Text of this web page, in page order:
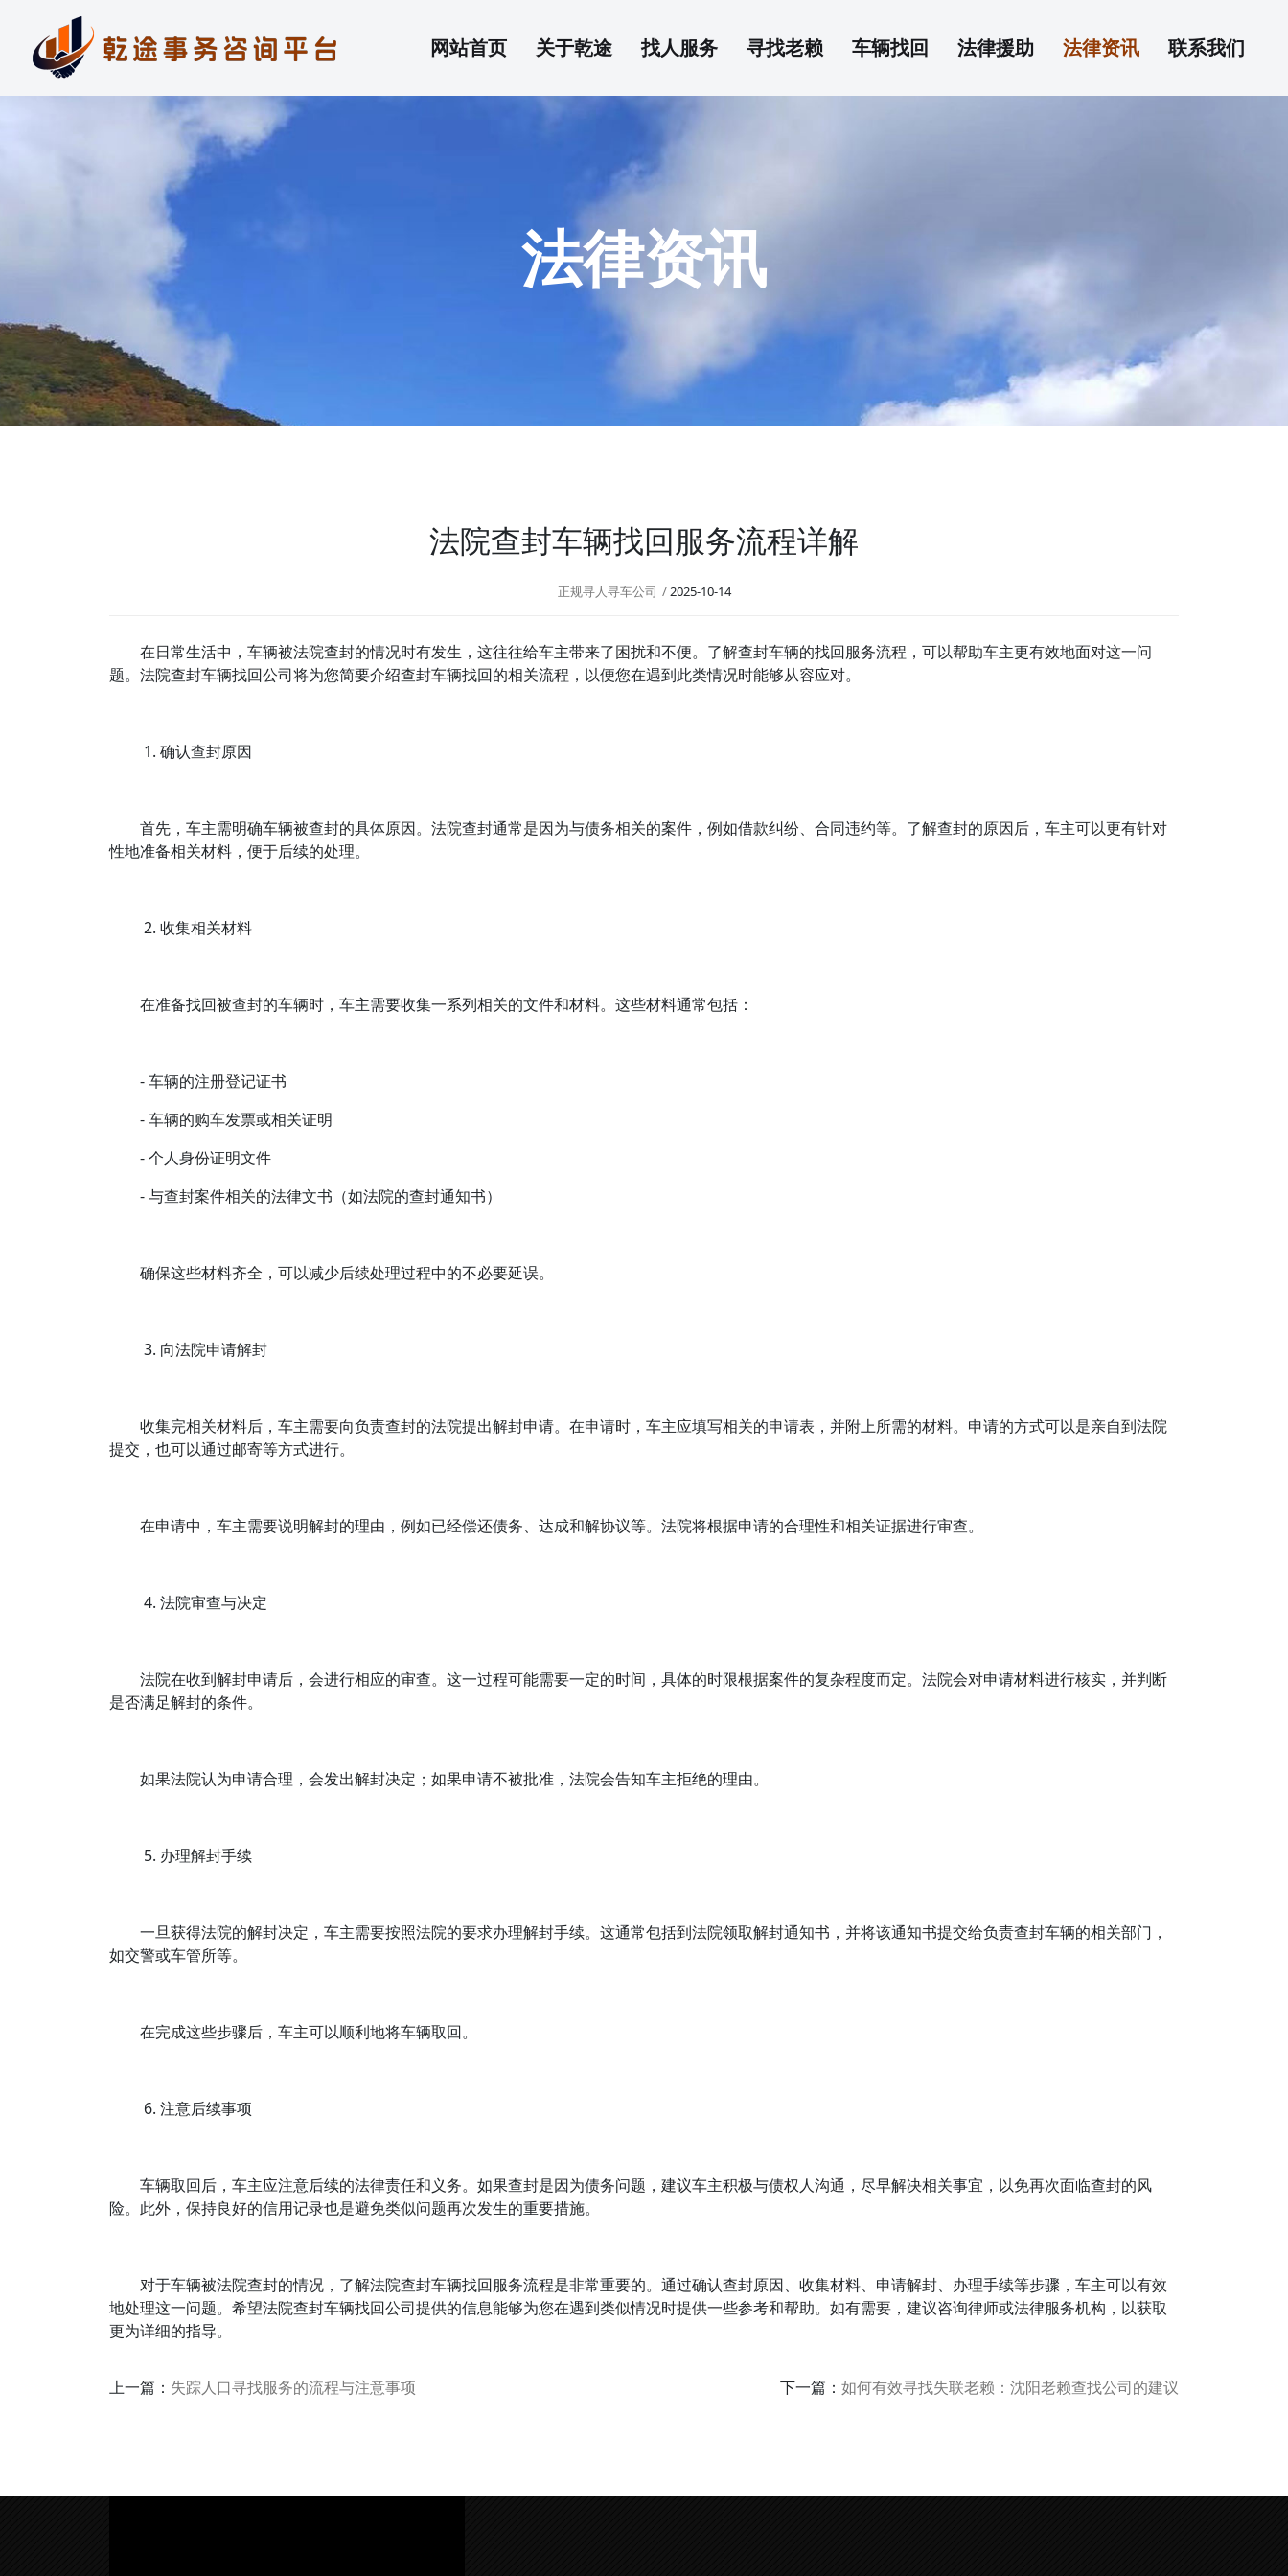
网站首页 关于乾途 找人服务 寻找老赖 车辆找回 法律援助 法律资讯 联系我们
法律资讯
法院查封车辆找回服务流程详解
正规寻人寻车公司 2025-10-14
在日常生活中，车辆被法院查封的情况时有发生，这往往给车主带来了困扰和不便。了解查封车辆的找回服务流程，可以帮助车主更有效地面对这一问
题。法院查封车辆找回公司将为您简要介绍查封车辆找回的相关流程，以便您在遇到此类情况时能够从容应对。
1. 确认查封原因
首先，车主需明确车辆被查封的具体原因。法院查封通常是因为与债务相关的案件，例如借款纠纷、合同违约等。了解查封的原因后，车主可以更有针对
性地准备相关材料，便于后续的处理。
2. 收集相关材料
在准备找回被查封的车辆时，车主需要收集一系列相关的文件和材料。这些材料通常包括：
- 车辆的注册登记证书
- 车辆的购车发票或相关证明
- 个人身份证明文件
- 与查封案件相关的法律文书（如法院的查封通知书）
确保这些材料齐全，可以减少后续处理过程中的不必要延误。
3. 向法院申请解封
收集完相关材料后，车主需要向负责查封的法院提出解封申请。在申请时，车主应填写相关的申请表，并附上所需的材料。申请的方式可以是亲自到法院
提交，也可以通过邮寄等方式进行。
在申请中，车主需要说明解封的理由，例如已经偿还债务、达成和解协议等。法院将根据申请的合理性和相关证据进行审查。
4. 法院审查与决定
法院在收到解封申请后，会进行相应的审查。这一过程可能需要一定的时间，具体的时限根据案件的复杂程度而定。法院会对申请材料进行核实，并判断
是否满足解封的条件。
如果法院认为申请合理，会发出解封决定；如果申请不被批准，法院会告知车主拒绝的理由。
5. 办理解封手续
一旦获得法院的解封决定，车主需要按照法院的要求办理解封手续。这通常包括到法院领取解封通知书，并将该通知书提交给负责查封车辆的相关部门，
如交警或车管所等。
在完成这些步骤后，车主可以顺利地将车辆取回。
6. 注意后续事项
车辆取回后，车主应注意后续的法律责任和义务。如果查封是因为债务问题，建议车主积极与债权人沟通，尽早解决相关事宜，以免再次面临查封的风
险。此外，保持良好的信用记录也是避免类似问题再次发生的重要措施。
对于车辆被法院查封的情况，了解法院查封车辆找回服务流程是非常重要的。通过确认查封原因、收集材料、申请解封、办理手续等步骤，车主可以有效
地处理这一问题。希望法院查封车辆找回公司提供的信息能够为您在遇到类似情况时提供一些参考和帮助。如有需要，建议咨询律师或法律服务机构，以获取
更为详细的指导。
上一篇： 失踪人口寻找服务的流程与注意事项 下一篇： 如何有效寻找失联老赖：沈阳老赖查找公司的建议